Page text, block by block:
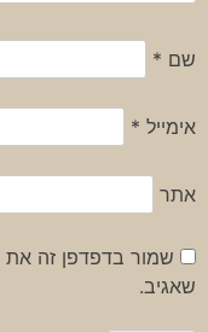
שם *
אימייל *
אתר
שמור בדפדפן זה
שאגיב.